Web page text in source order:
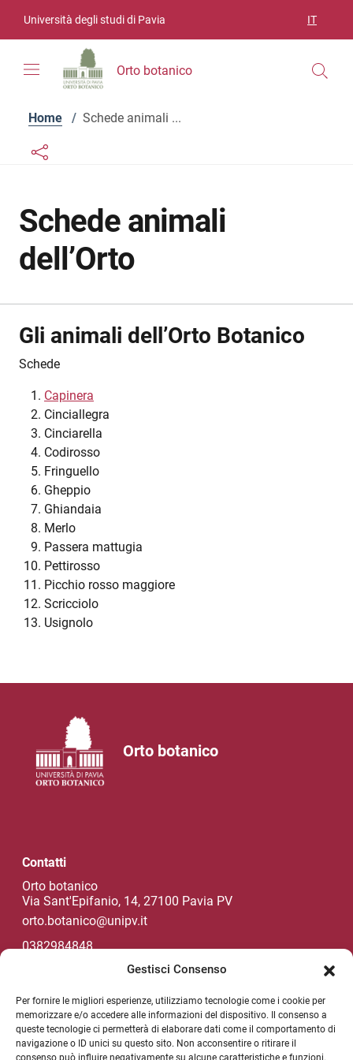
Gestisci Consenso
Per fornire le migliori esperienze, utilizziamo tecnologie come i cookie per
memorizzare e/o accedere alle informazioni del dispositivo. Il consenso a
queste tecnologie ci permetterà di elaborare dati come il comportamento di
navigazione o ID unici su questo sito. Non acconsentire o ritirare il
consenso può influire negativamente su alcune caratteristiche e funzioni.
Università degli studi di Pavia IT
Orto botanico
Home / Schede animali ...
Links condivisione social
Bottone condivisione social
Schede animali
dell’Orto
Gli animali dell’Orto Botanico
Schede
Capinera
Cinciallegra
Cinciarella
Codirosso
Fringuello
Gheppio
Ghiandaia
Merlo
Passera mattugia
Pettirosso
Picchio rosso maggiore
Scricciolo
Usignolo
Orto botanico
Contatti
Orto botanico
Via Sant'Epifanio, 14, 27100 Pavia PV
orto.botanico@unipv.it
0382984848
Social di Ateneo